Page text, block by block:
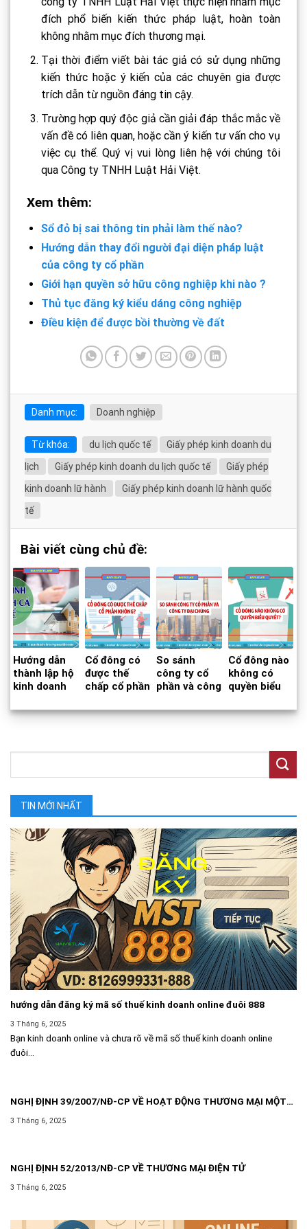
đích phổ biến kiến thức pháp luật, hoàn toàn
không nhằm mục đích thương mại.
Tại thời điểm viết bài tác giả có sử dụng những
kiến thức hoặc ý kiến của các chuyên gia được
trích dẫn từ nguồn đáng tin cậy.
Trường hợp quý độc giả cần giải đáp thắc mắc về
vấn đề có liên quan, hoặc cần ý kiến tư vấn cho vụ
việc cụ thể. Quý vị vui lòng liên hệ với chúng tôi
qua Công ty TNHH Luật Hải Việt.
Xem thêm:
Sổ đỏ bị sai thông tin phải làm thế nào?
Hướng dẫn thay đổi người đại diện pháp luật
của công ty cổ phần
Giới hạn quyền sở hữu công nghiệp khi nào ?
Thủ tục đăng ký kiểu dáng công nghiệp
Điều kiện để được bồi thường về đất
Danh mục: Doanh nghiệp
Từ khóa: du lịch quốc tế
Giấy phép kinh doanh du
lịch
Giấy phép kinh doanh du lịch quốc tế
Giấy phép
kinh doanh lữ hành
Giấy phép kinh doanh lữ hành quốc
tế
Bài viết cùng chủ đề:
Hướng dẫn
thành lập hộ
kinh doanh
Cổ đông có
được thế
chấp cổ phần
không?
So sánh
công ty cổ
phần và công
Cổ đông nào
không có
quyền biểu
TIN MỚI NHẤT
hướng dẫn đăng ký mã số thuế kinh doanh online đuôi 888
3 Tháng 6, 2025
Bạn kinh doanh online và chưa rõ về mã số thuế kinh doanh online
đuôi...
NGHỊ ĐỊNH 39/2007/NĐ-CP VỀ HOẠT ĐỘNG THƯƠNG MẠI MỘT
CÁCH ĐỘC LẬP THƯỜNG XUYÊN KHÔNG PHẢI ĐĂNG KÝ KINH
3 Tháng 6, 2025
NGHỊ ĐỊNH 52/2013/NĐ-CP VỀ THƯƠNG MẠI ĐIỆN TỬ
3 Tháng 6, 2025